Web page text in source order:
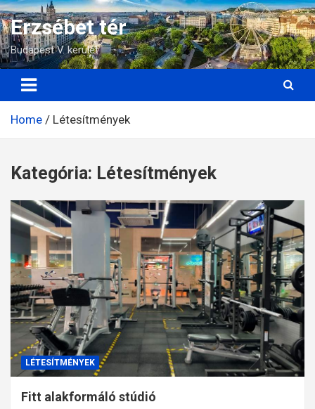
Skip
to
content
Erzsébet tér
Budapest V. kerület
Home Létesítmények
Kategória: Létesítmények
LÉTESÍTMÉNYEK
Fitt alakformáló stúdió